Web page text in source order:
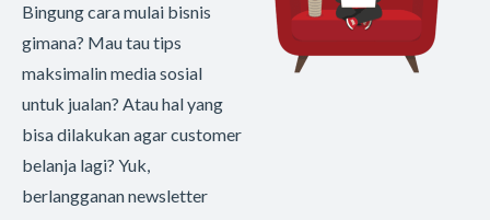
Bingung cara mulai bisnis
gimana? Mau tau tips
maksimalin media sosial
untuk jualan? Atau hal yang
bisa dilakukan agar customer
belanja lagi? Yuk,
berlangganan newsletter